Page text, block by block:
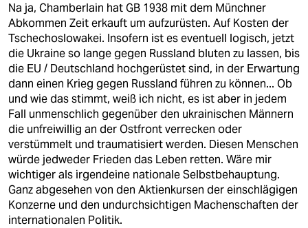
Na ja, Chamberlain hat GB 1938 mit dem Münchner
Abkommen Zeit erkauft um aufzurüsten. Auf Kosten der
Tschechoslowakei. Insofern ist es eventuell logisch, jetzt
die Ukraine so lange gegen Russland bluten zu lassen, bis
die EU / Deutschland hochgerüstet sind, in der Erwartung
dann einen Krieg gegen Russland führen zu können... Ob
und wie das stimmt, weiß ich nicht, es ist aber in jedem
Fall unmenschlich gegenüber den ukrainischen Männern
die unfreiwillig an der Ostfront verrecken oder
verstümmelt und traumatisiert werden. Diesen Menschen
würde jedweder Frieden das Leben retten. Wäre mir
wichtiger als irgendeine nationale Selbstbehauptung.
Ganz abgesehen von den Aktienkursen der einschlägigen
Konzerne und den undurchsichtigen Machenschaften der
internationalen Politik.